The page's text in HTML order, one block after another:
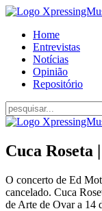
Home
Entrevistas
Notícias
Opinião
Repositório
Cuca Roseta
O concerto de Ed
cancelado. Cuca
de Arte de Ovar a 14